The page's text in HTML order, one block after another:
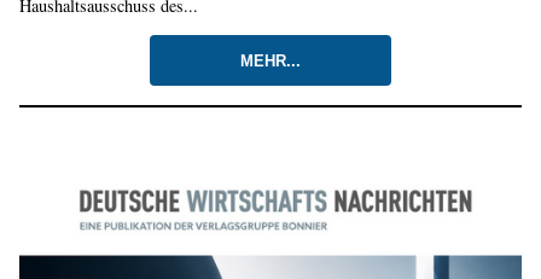
Haushaltsausschuss des...
MEHR...